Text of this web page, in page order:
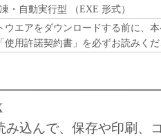
・自動実行型 （EXE 形式）
ウエアをダウンロードする前に、
使用許諾契約書」を必ずお読みく
み込んで、保存や印刷、